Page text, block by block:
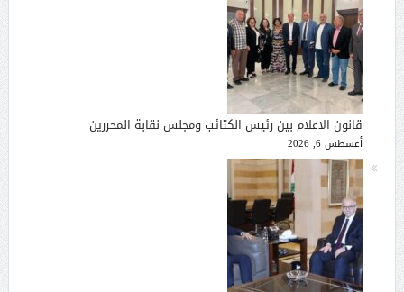
قانون الاعلام بين رئيس الكتائب ومجلس نقابة المحررين
أغسطس 6, 2026